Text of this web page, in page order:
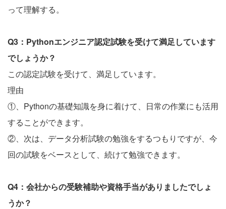
って理解する。
Q3：Pythonエンジニア認定試験を受けて満足しています
でしょうか？
この認定試験を受けて、満足しています。
理由
①、Pythonの基礎知識を身に着けて、日常の作業にも活用
することができます。
②、次は、データ分析試験の勉強をするつもりですが、今
回の試験をベースとして、続けて勉強できます。
Q4：会社からの受験補助や資格手当がありましたでしょ
うか？